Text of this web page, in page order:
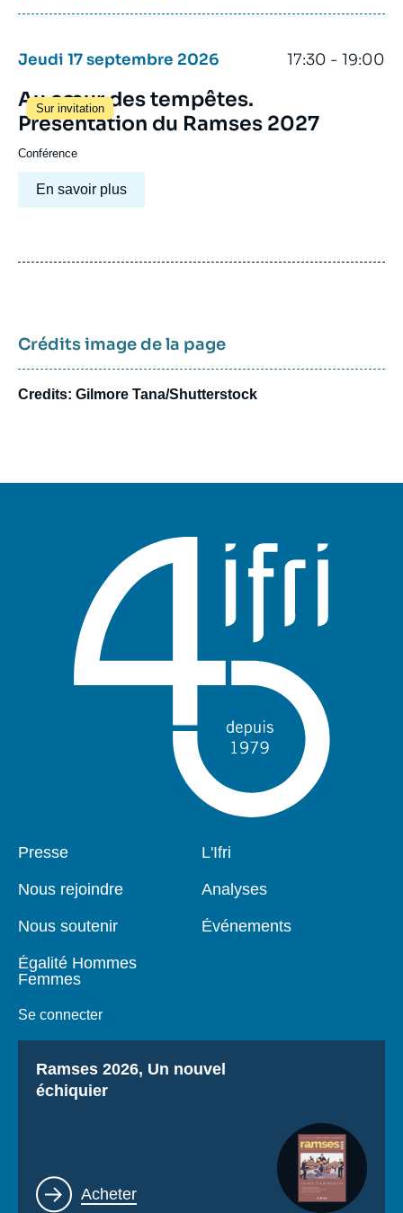
Jeudi 17 septembre 2026 17:30 - 19:00
Sur invitation
Au cœur des tempêtes.
Présentation du Ramses 2027
Conférence
En savoir plus
Crédits image de la page
Credits: Gilmore Tana/Shutterstock
Pied
Presse
Nous rejoindre
Nous soutenir
Égalité Hommes
Femmes
Se connecter
Navigation
L'Ifri
Analyses
Événements
Titre
Ramses 2026, Un nouvel
échiquier
Lien
Acheter